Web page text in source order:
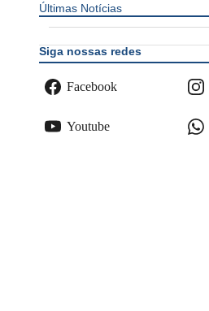
Últimas Notícias
Siga nossas redes
Facebook
Youtube